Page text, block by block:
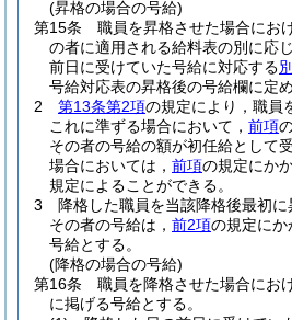
(昇格の場合の号給)
第15条
職員を昇格させた場合にお
の者に適用される給料表の別に応
前日に受けていた号給に対応する
号給対応表の昇格後の号給欄に定
2
第13条第2項の規定により，職員
これに準ずる場合において， 前項
その者の号給の額が初任給として
場合においては， 前項の規定にか
規定によることができる。
3
降格した職員を当該降格後最初
その者の号給は， 前2項の規定にか
号給とする。
(降格の場合の号給)
第16条
職員を降格させた場合にお
に掲げる号給とする。